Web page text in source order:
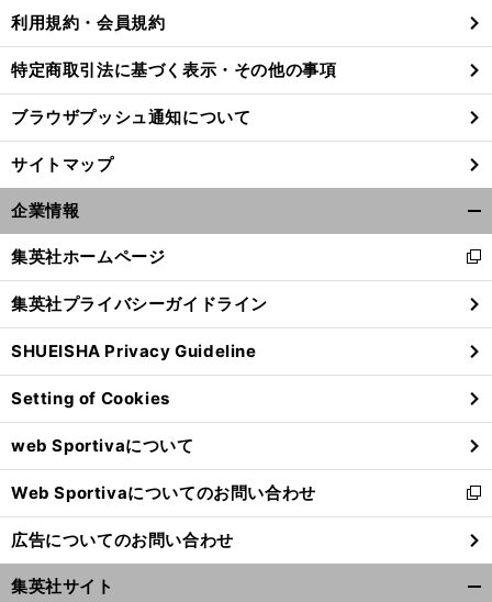
利用規約・会員規約
特定商取引法に基づく表示・その他の事項
ブラウザプッシュ通知について
サイトマップ
企業情報
閉
る
集英社ホームページ
新
し
い
ウ
ィ
ン
ド
ウ
で
開
く
集英社プライバシーガイドライン
SHUEISHA Privacy Guideline
Setting of Cookies
web Sportivaについて
Web Sportivaについてのお問い合わせ
新
し
い
ウ
ィ
広告についてのお問い合わせ
集英社サイト